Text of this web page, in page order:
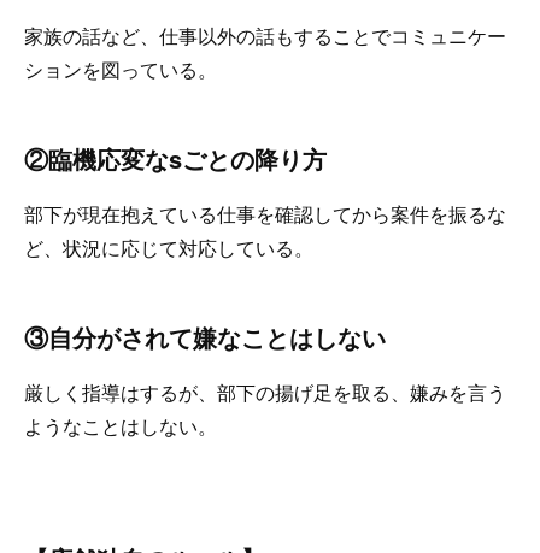
家族の話など、仕事以外の話もすることでコミュニケー
ションを図っている。
②臨機応変なsごとの降り方
部下が現在抱えている仕事を確認してから案件を振るな
ど、状況に応じて対応している。
③自分がされて嫌なことはしない
厳しく指導はするが、部下の揚げ足を取る、嫌みを言う
ようなことはしない。